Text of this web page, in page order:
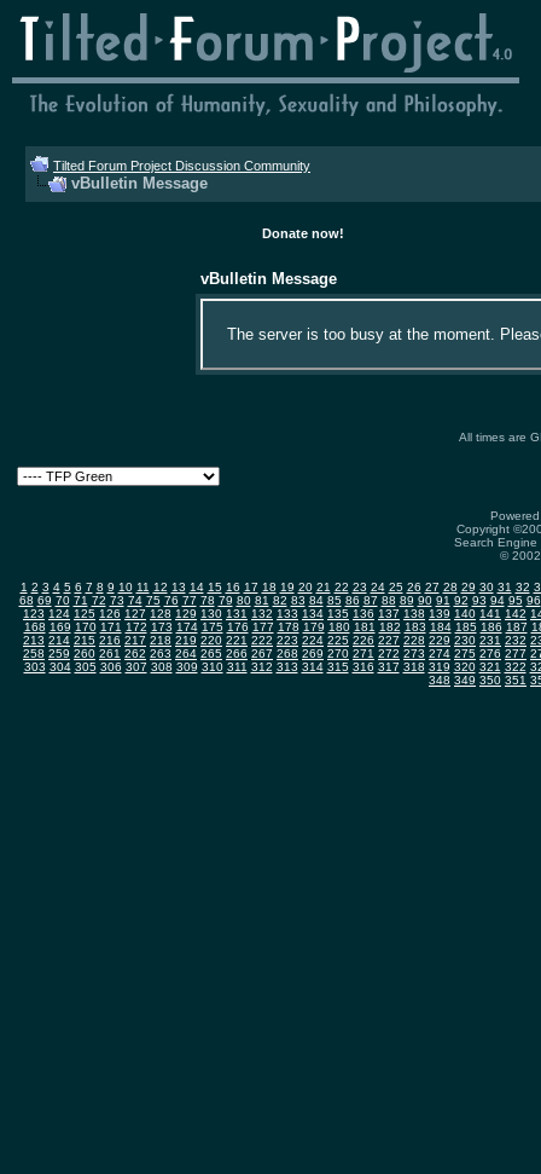
Tilted Forum Project Discussion Community
vBulletin Message
Donate now!
vBulletin Message
The server is too busy at the moment.
All times are
Copyright
Search
©
1 2 3 4 5 6 7 8 9 10 11 12 13 14 15 16 17 18 19 20 21 22 23 24 25 26 27 28 29 30 31 32
68 69 70 71 72 73 74 75 76 77 78 79 80 81 82 83 84 85 86 87 88 89 90 91 92 93 94 95 96
123 124 125 126 127 128 129 130 131 132 133 134 135 136 137 138 139 140 141 142
168 169 170 171 172 173 174 175 176 177 178 179 180 181 182 183 184 185 186 187
213 214 215 216 217 218 219 220 221 222 223 224 225 226 227 228 229 230 231 232
258 259 260 261 262 263 264 265 266 267 268 269 270 271 272 273 274 275 276 277
303 304 305 306 307 308 309 310 311 312 313 314 315 316 317 318 319 320 321 322
348 349 350 351